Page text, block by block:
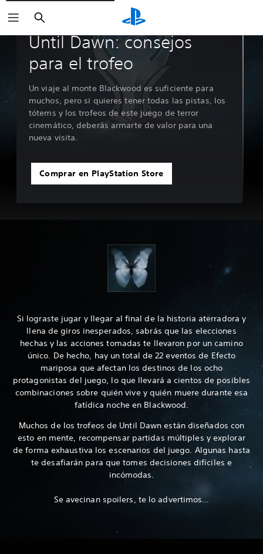
Buscar
Guías y editoriales
Until Dawn: consejos
para el trofeo
Un viaje al monte Blackwood es suficiente para
muchos, pero si quieres tener todas las pistas, los
tótems y los trofeos de este juego de terror
cinemático, deberás armarte de valor para una
nueva visita.
Comprar en PlayStation Store
Si lograste jugar y llegar al final de la historia aterradora y
llena de giros inesperados, sabrás que las elecciones
hechas y las acciones tomadas te llevaron por un camino
único. De hecho, hay un total de 22 eventos de Efecto
mariposa que afectan los destinos de los ocho
protagonistas del juego, lo que llevará a cientos de posibles
combinaciones sobre quién vive y quién muere durante esa
fatídica noche en Blackwood.
Muchos de los trofeos de Until Dawn están diseñados con
esto en mente, recompensar partidas múltiples y explorar
de forma exhaustiva los escenarios del juego. Algunas hasta
te desafiarán para que tomes decisiones difíciles e
incómodas.
Se avecinan spoilers, te lo advertimos…